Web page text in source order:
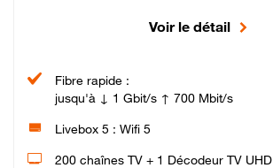
Voir le détail
Fibre rapide :
jusqu'à ↓ 1 Gbit/s ↑ 700 Mbit/s
Livebox 5 : Wifi 5
200 chaînes TV + 1 Décodeur TV UHD